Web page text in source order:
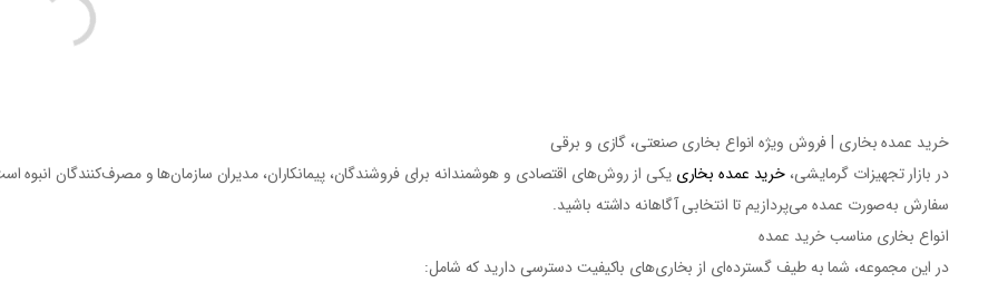
خرید عمده بخاری | فروش ویژه انواع بخاری صنعتی، گازی و برقی
در بازار تجهیزات گرمایشی، خرید عمده بخاری یکی از روش‌های اقتصادی و هوشمندانه برای فروشندگان، پیمانکاران، مدیران سازمان‌ها و مصرف‌کنندگان انبوه
سفارش به‌صورت عمدهمی‌پردازیم تا انتخابی آگاهانه داشته باشید.
انواع بخاری مناسب خرید عمده
در این مجموعه، شما به طیف گسترده‌ای از بخاری‌های باکیفیتدسترسی دارید که شامل: